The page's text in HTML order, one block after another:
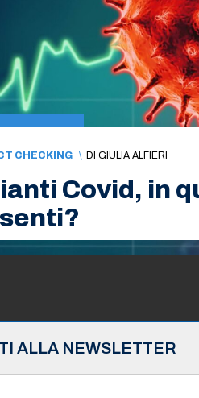
CHECKING \ DI GIULIA ALFIERI
Covid, in
ALLA NEWSLETTER